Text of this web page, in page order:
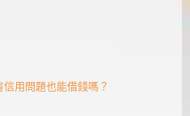
用問題也能借錢嗎？